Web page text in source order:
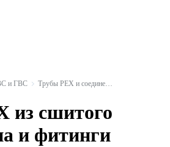
и ГВС
из сшитого
и фитинги